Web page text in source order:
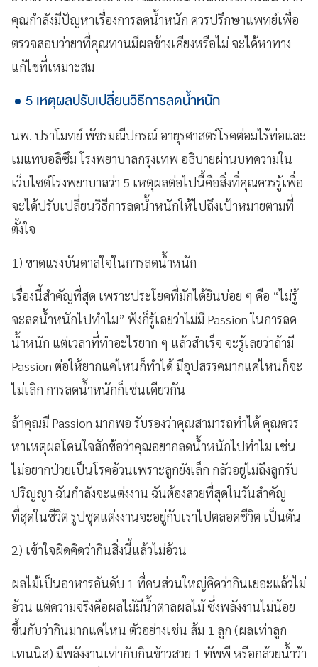
คุณกำลังมีปัญหาเรื่องการลดน้ำหนัก ควรปรึกษาแพทย์เพื่อ
ตรวจสอบว่ายาที่คุณทานมีผลข้างเคียงหรือไม่ จะได้หาทาง
แก้ไขที่เหมาะสม
5 เหตุผลปรับเปลี่ยนวิธีการลดน้ำหนัก
นพ. ปราโมทย์ พัชรมณีปกรณ์ อายุรศาสตร์โรคต่อมไร้ท่อและ
เมแทบอลิซึม โรงพยาบาลกรุงเทพ อธิบายผ่านบทความใน
เว็บไซต์โรงพยาบาลว่า 5 เหตุผลต่อไปนี้คือสิ่งที่คุณควรรู้เพื่อ
จะได้ปรับเปลี่ยนวิธีการลดน้ำหนักให้ไปถึงเป้าหมายตามที่
ตั้งใจ
1) ขาดแรงบันดาลใจในการลดน้ำหนัก
เรื่องนี้สำคัญที่สุด เพราะประโยคที่มักได้ยินบ่อย ๆ คือ “ไม่รู้
จะลดน้ำหนักไปทำไม” ฟังก็รู้เลยว่าไม่มี Passion ในการลด
น้ำหนัก แต่เวลาที่ทำอะไรยาก ๆ แล้วสำเร็จ จะรู้เลยว่าถ้ามี
Passion ต่อให้ยากแค่ไหนก็ทำได้ มีอุปสรรคมากแค่ไหนก็จะ
ไม่เลิก การลดน้ำหนักก็เช่นเดียวกัน
ถ้าคุณมี Passion มากพอ รับรองว่าคุณสามารถทำได้ คุณควร
หาเหตุผลโดนใจสักข้อว่าคุณอยากลดน้ำหนักไปทำไม เช่น
ไม่อยากป่วยเป็นโรคอ้วนเพราะลูกยังเล็ก กลัวอยู่ไม่ถึงลูกรับ
ปริญญา ฉันกำลังจะแต่งงาน ฉันต้องสวยที่สุดในวันสำคัญ
ที่สุดในชีวิต รูปชุดแต่งงานจะอยู่กับเราไปตลอดชีวิต เป็นต้น
2) เข้าใจผิดคิดว่ากินสิ่งนี้แล้วไม่อ้วน
ผลไม้เป็นอาหารอันดับ 1 ที่คนส่วนใหญ่คิดว่ากินเยอะแล้วไม่
อ้วน แต่ความจริงคือผลไม้มีน้ำตาลผลไม้ ซึ่งพลังงานไม่น้อย
ขึ้นกับว่ากินมากแค่ไหน ตัวอย่างเช่น ส้ม 1 ลูก (ผลเท่าลูก
เทนนิส) มีพลังงานเท่ากับกินข้าวสวย 1 ทัพพี หรือกล้วยน้ำว้า